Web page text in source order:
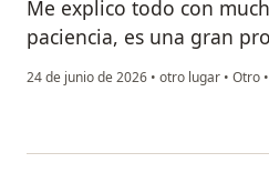
Me explico todo con
paciencia, es una gran
24 de junio de 2026 • otro lugar • Otro •